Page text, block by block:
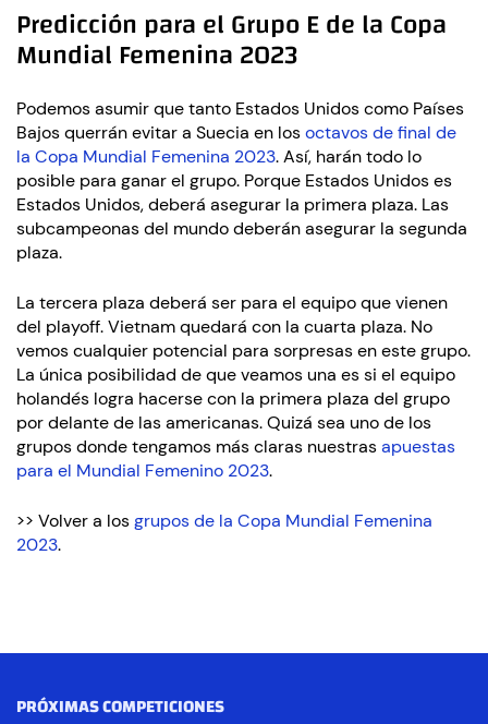
Predicción para el Grupo E de la Copa
Mundial Femenina 2023
Podemos asumir que tanto Estados Unidos como Países
Bajos querrán evitar a Suecia en losoctavos de final de
la Copa Mundial Femenina 2023. Así, harán todo lo
posible para ganar el grupo. Porque Estados Unidos es
Estados Unidos, deberá asegurar la primera plaza. Las
subcampeonas del mundo deberán asegurar la segunda
plaza.
La tercera plaza deberá ser para el equipo que vienen
del playoff. Vietnam quedará con la cuarta plaza. No
vemos cualquier potencial para sorpresas en este grupo.
La única posibilidad de que veamos una es si el equipo
holandés logra hacerse con la primera plaza del grupo
por delante de las americanas. Quizá sea uno de los
grupos donde tengamos más claras nuestrasapuestas
para el Mundial Femenino 2023.
>> Volver a losgrupos de la Copa Mundial Femenina
2023.
PRÓXIMAS COMPETICIONES